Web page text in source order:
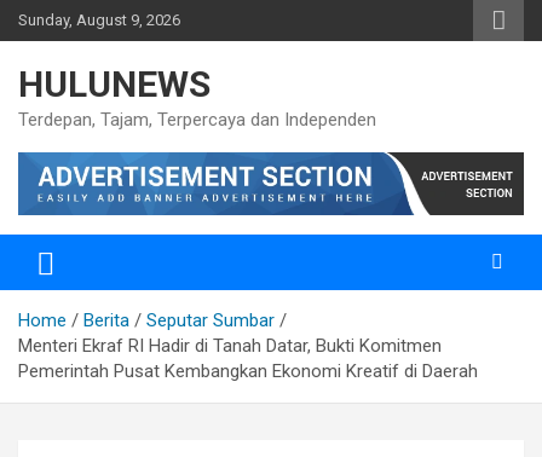
Skip
to
Sunday, August 9, 2026
HULUNEWS
Terdepan, Tajam, Terpercaya dan Independen
Home Berita
Seputar Sumbar
Menteri Ekraf RI Hadir di Tanah Datar, Bukti Komitmen
Pemerintah Pusat Kembangkan Ekonomi Kreatif di Daerah